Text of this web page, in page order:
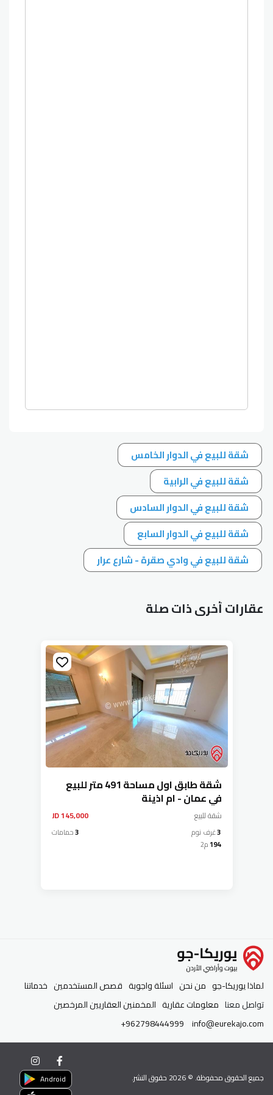
شقة للبيع في الدوار الخامس
شقة للبيع في الرابية
شقة للبيع في الدوار السادس
شقة للبيع في الدوار السابع
شقة للبيع في وادي صقرة - شارع عرار
عقارات أخرى ذات صلة
شقة طابق اول مساحة ⁦⁦194⁩⁩ متر للبيع
في عمان - ام اذينة
شقةللبيع 145,000 JD
3غرف نوم 3حمامات
194م2
لماذا يوريكا-جو من نحن اسئلة واجوبة قصص المستخدمين خدماتنا
تواصل معنا معلومات عقارية المخمنين العقاريين المرخصين
info@eurekajo.com
+962798444999
جميع الحقوق محفوظة. ©2026 حقوق النشر.
Android